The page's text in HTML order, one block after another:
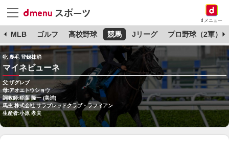
dメニュー
MLB ゴルフ 高校野球 競馬 Jリーグ プロ野球（2軍）
牝 鹿毛 登録抹消
マイネビューネ
父:ザグレブ
母:アオエトウショウ
調教師:稲葉 隆一 (美浦)
馬主:株式会社 サラブレッドクラブ・ラフィアン
生産者:小原 孝夫